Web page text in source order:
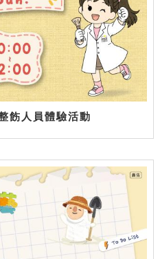
飭人員體驗活動